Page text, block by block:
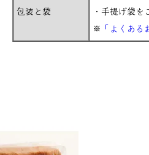
包装と袋
・手提げ袋を
※
「よくある